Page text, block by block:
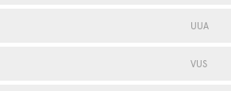
UUA
VUS